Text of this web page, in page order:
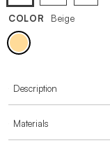
COLOR Beige
Description
Materials